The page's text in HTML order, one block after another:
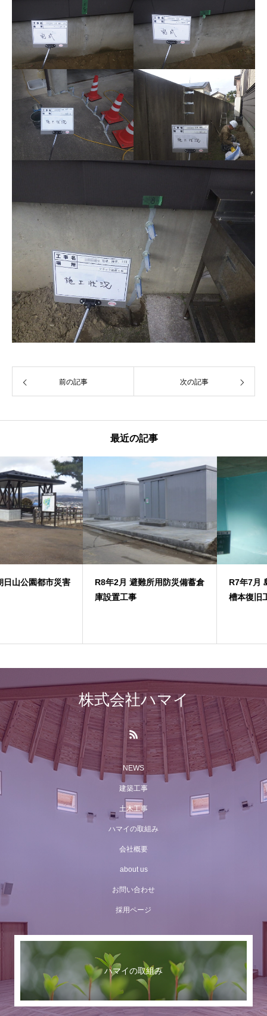
前の記事 次の記事
最近の記事
R8年2月 避難所用防災備蓄倉
R7年7月 島尾外1地区防火水
株式会社ハマイ
NEWS
建築工事
土木工事
ハマイの取組み
会社概要
about us
お問い合わせ
採用ページ
ハマイの取組み